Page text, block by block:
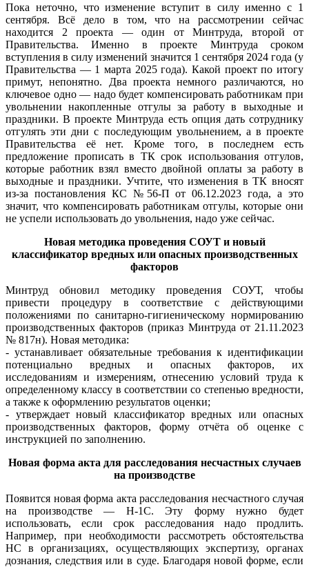
Пока неточно, что изменение вступит в силу именно с 1
сентября. Всё дело в том, что на рассмотрении сейчас
находится 2 проекта — один от Минтруда, второй от
Правительства. Именно в проекте Минтруда сроком
вступления в силу изменений значится 1 сентября 2024 года (у
Правительства — 1 марта 2025 года). Какой проект по итогу
примут, непонятно. Два проекта немного различаются, но
ключевое одно — надо будет компенсировать работникам при
увольнении накопленные отгулы за работу в выходные и
праздники. В проекте Минтруда есть опция дать сотруднику
отгулять эти дни с последующим увольнением, а в проекте
Правительства её нет. Кроме того, в последнем есть
предложение прописать в ТК срок использования отгулов,
которые работник взял вместо двойной оплаты за работу в
выходные и праздники. Учтите, что изменения в ТК вносят
из-за постановления КС №56-П от 06.12.2023 года, а это
значит, что компенсировать работникам отгулы, которые они
не успели использовать до увольнения, надо уже сейчас.
Новая методика проведения СОУТ и новый
классификатор вредных или опасных производственных
факторов
Минтруд обновил методику проведения СОУТ, чтобы
привести процедуру в соответствие с действующими
положениями по санитарно-гигиеническому нормированию
производственных факторов (приказ Минтруда от 21.11.2023
№ 817н). Новая методика:
- устанавливает обязательные требования к идентификации
потенциально вредных и опасных факторов, их
исследованиям и измерениям, отнесению условий труда к
определенному классу в соответствии со степенью вредности,
а также к оформлению результатов оценки;
- утверждает новый классификатор вредных или опасных
производственных факторов, форму отчёта об оценке с
инструкцией по заполнению.
Новая форма акта для расследования несчастных случаев
на производстве
Появится новая форма акта расследования несчастного случая
на производстве — Н-1С. Эту форму нужно будет
использовать, если срок расследования надо продлить.
Например, при необходимости рассмотреть обстоятельства
НС в организациях, осуществляющих экспертизу, органах
дознания, следствия или в суде. Благодаря новой форме, если